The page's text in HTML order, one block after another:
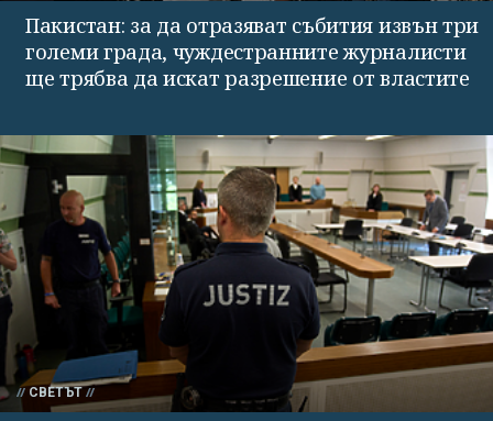
Пакистан: за да отразяват събития извън три
големи града, чуждестранните журналисти
ще трябва да искат разрешение от властите
СВЕТЪТ